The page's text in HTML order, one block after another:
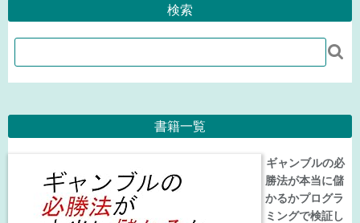
検索

書籍一覧
ギャンブルの必
勝法が本当に儲
かるかプログラ
ミングで検証し